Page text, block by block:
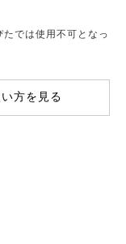
では使用不可となっ
方を見る